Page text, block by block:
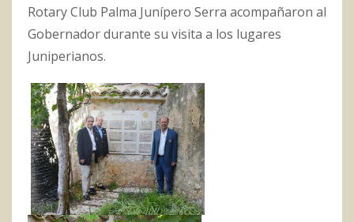
Rotary Club Palma Junípero Serra acompañaron al
Gobernador durante su visita a los lugares
Juniperianos.